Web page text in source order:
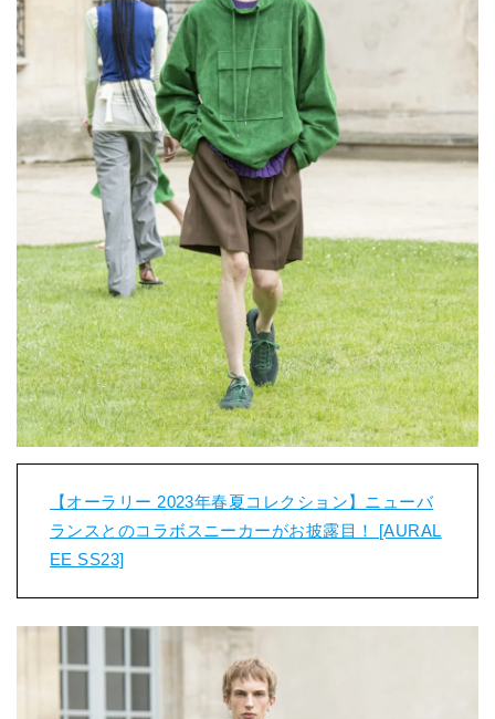
【オーラリー 2023年春夏コレクション】ニューバ
ランスとのコラボスニーカーがお披露目！ [AURAL
EE SS23]